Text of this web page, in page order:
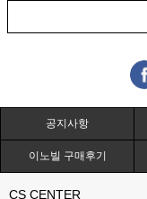
공지사항
이노빌 구매후기
CS CENTER